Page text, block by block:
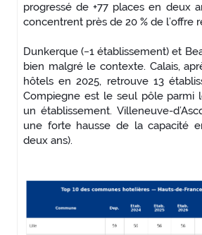
progressé de +77 places en deux
concentrent près de 20 % de l’offre
Dunkerque (−1 établissement) et
bien malgré le contexte. Calais,
hôtels en 2025, retrouve 13
Compiegne est le seul pôle parmi
un établissement. Villeneuve-
une forte hausse de la capacité
deux ans).